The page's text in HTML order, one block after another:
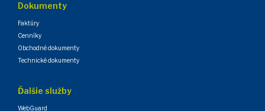
Dokumenty
Faktúry
Cenníky
Obchodné dokumenty
Technické dokumenty
Ďalšie služby
WebGuard